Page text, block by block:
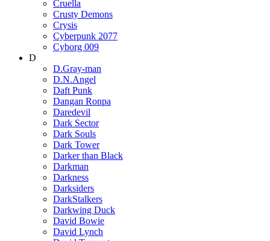
Cruella
Crusty Demons
Crysis
Cyberpunk 2077
Cyborg 009
D
D.Gray-man
D.N.Angel
Daft Punk
Dangan Ronpa
Daredevil
Dark Sector
Dark Souls
Dark Tower
Darker than Black
Darkman
Darkness
Darksiders
DarkStalkers
Darkwing Duck
David Bowie
David Lynch